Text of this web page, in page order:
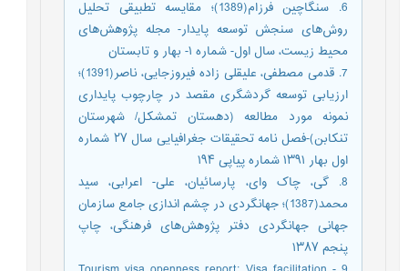
6. سنگاچین فرزام(1389)؛ مقایسه تطبیقی تحلیل
روش‌های سنجش توسعه پایدار- مجله پژوهش‌های
محیط زیست، سال اول- شماره ۱- بهار و تابستان
7. قدمی مصطفی، علیقلی زاده فیروزجایی، ناصر(1391)؛
ارزیابی توسعه گردشگری مقصد در چارچوب پایداری
نمونه مورد مطالعه (دهستان تمشکل/ شهرستان
تنکابن)-فصل نامه تحقیقات جغرافیایی سال ۲۷ شماره
اول بهار ۱۳۹۱ شماره پیاپی ۱۹۴
8. گی، چاک وای، پارسائیان، علی- اعرابی، سید
محمد(1387)؛ جهانگردی در چشم اندازی جامع سازمان
جهانی جهانگردی دفتر پژوهش‌های فرهنگی، چاپ
پنجم ۱۳۸۷